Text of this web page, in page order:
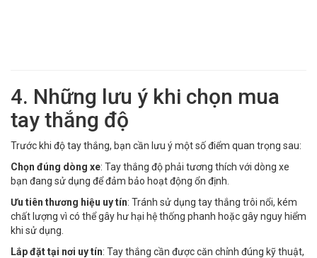
4. Những lưu ý khi chọn mua
tay thắng độ
Trước khi độ tay thắng, bạn cần lưu ý một số điểm quan trọng sau:
Chọn đúng dòng xe: Tay thắng độ phải tương thích với dòng xe
bạn đang sử dụng để đảm bảo hoạt động ổn định.
Ưu tiên thương hiệu uy tín: Tránh sử dụng tay thắng trôi nổi, kém
chất lượng vì có thể gây hư hại hệ thống phanh hoặc gây nguy hiểm
khi sử dụng.
Lắp đặt tại nơi uy tín: Tay thắng cần được căn chỉnh đúng kỹ thuật,